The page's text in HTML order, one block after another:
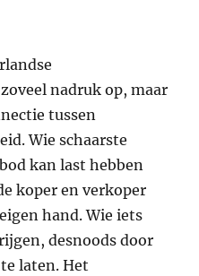
nadruk op, maar
tussen
Wie schaarste
kan last hebben
koper en verkoper
hand. Wie iets
desnoods door
laten. Het